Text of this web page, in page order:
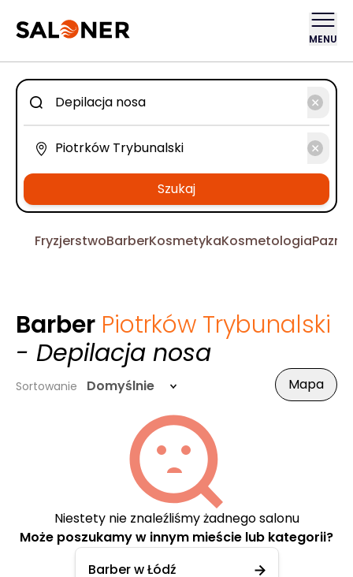
MENU
Szukaj
FryzjerstwoBarberKosmetykaKosmetologia
Barber Piotrków Trybunalski
- Depilacja nosa
Sortowanie Domyślnie Mapa
Niestety nie znaleźliśmy żadnego salonu
Może poszukamy w innym mieście lub kategorii?
Barber w Łódź